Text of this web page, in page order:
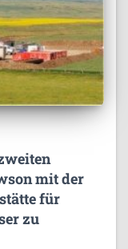
mit der
für
zu